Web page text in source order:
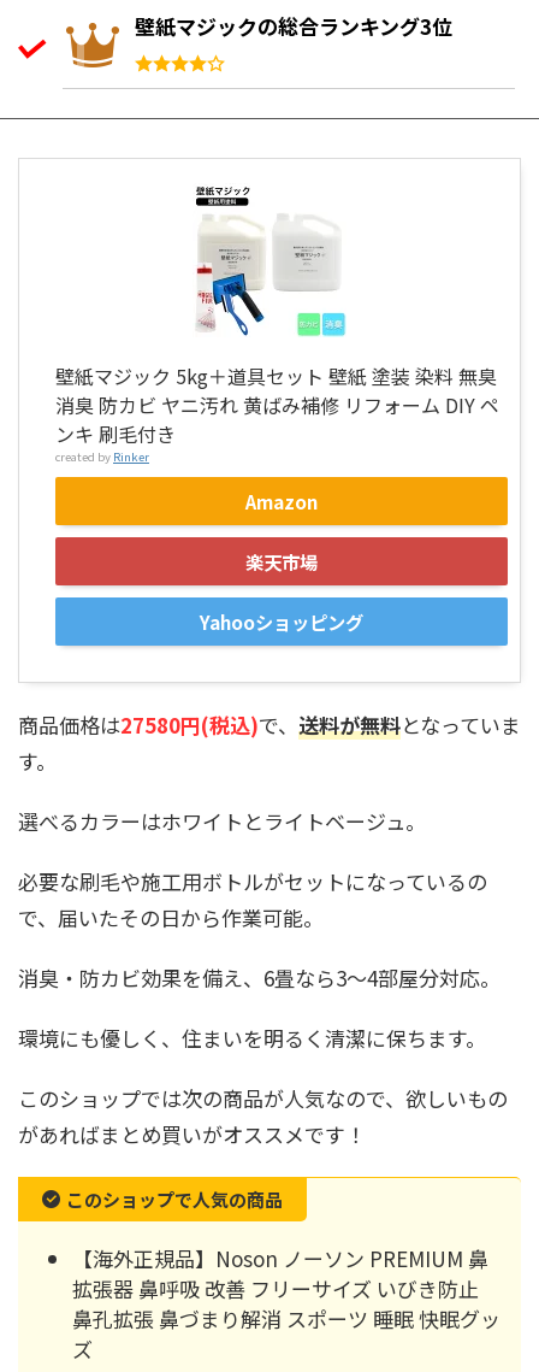
壁紙マジックの総合ランキング3位
壁紙マジック 5kg＋道具セット 壁紙 塗装 染料 無臭
消臭 防カビ ヤニ汚れ 黄ばみ補修 リフォーム DIY ペ
ンキ 刷毛付き
created by Rinker
Amazon
楽天市場
Yahooショッピング
商品価格は27580円(税込)で、 送料が無料となっていま
す。
選べるカラーはホワイトとライトベージュ。
必要な刷毛や施工用ボトルがセットになっているの
で、届いたその日から作業可能。
消臭・防カビ効果を備え、6畳なら3〜4部屋分対応。
環境にも優しく、住まいを明るく清潔に保ちます。
このショップでは次の商品が人気なので、欲しいもの
があればまとめ買いがオススメです！
このショップで人気の商品
【海外正規品】Noson ノーソン PREMIUM 鼻
拡張器 鼻呼吸 改善 フリーサイズ いびき防止
鼻孔拡張 鼻づまり解消 スポーツ 睡眠 快眠グッ
ズ